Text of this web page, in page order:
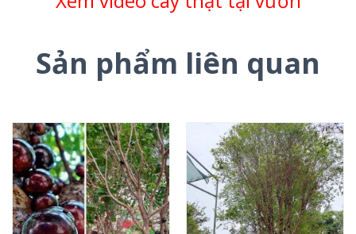
Sản phẩm liên quan